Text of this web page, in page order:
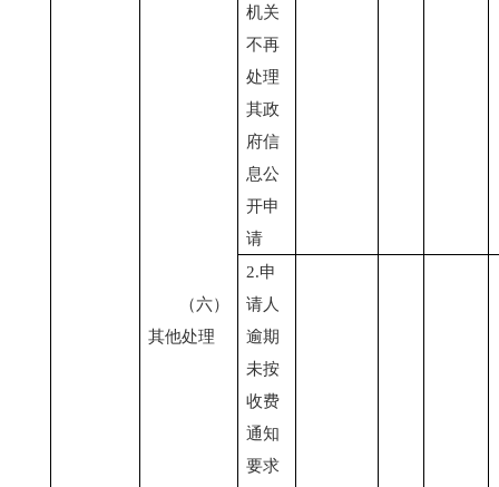
（六）
其他处理
机关
不再
处理
其政
府信
息公
开申
请
2.申
请人
逾期
未按
收费
通知
要求